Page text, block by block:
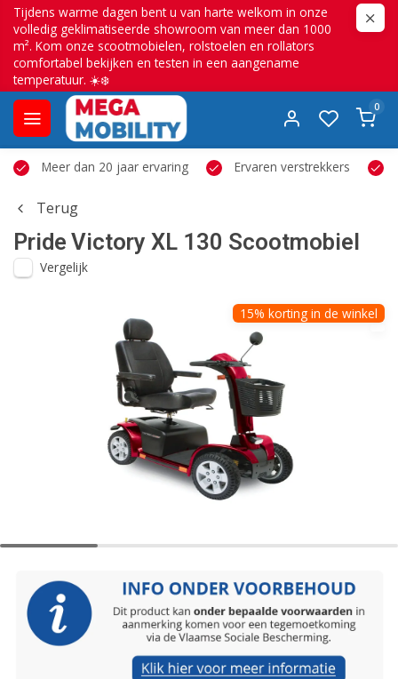
Tijdens warme dagen bent u van harte welkom in onze
volledig geklimatiseerde showroom van meer dan 1000
m². Kom onze scootmobielen, rolstoelen en rollators
comfortabel bekijken en testen in een aangename
temperatuur. ☀️❄️
0
Meer dan 20 jaar ervaring Ervaren verstrekkers
Terug
Pride Victory XL 130 Scootmobiel
Vergelijk
15% korting in de winkel